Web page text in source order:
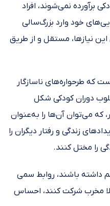
برآورده نمی‌شوند، افراد
خود وارد بزرگ‌سالی
این نیازها، مستقل و از طریق
که طرحواره‌های ناسازگار
دوران کودکی شکل
که می‌توان آن‌ها را به‌عنوان
زندگی و رفتار دیگران را
را مختل کنند.
داشته باشند، روابط سمی
مخرب شرکت کنند، احساس